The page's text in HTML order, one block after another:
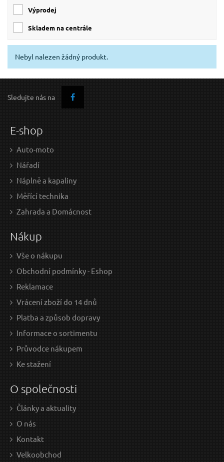
Výprodej
skladem na centrále
Nebyl nalezen žádný produkt.
Sledujte nás na
E-shop
Auto-moto
Nářadí
Náplně a kapaliny
Měřící technika
Zahrada a Domácnost
Nákup
Vše o nákupu
Obchodní podmínky - Eshop
Reklamace
Vrácení zboží do 14 dnů
Platba a způsob dopravy
Informace o sortimentu
Průvodce nákupem
Ke stažení
O společnosti
Články a aktuality
O nás
Kontakt
Velkoobchod